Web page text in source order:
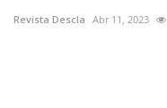
Revista Descla Abr 11, 2023